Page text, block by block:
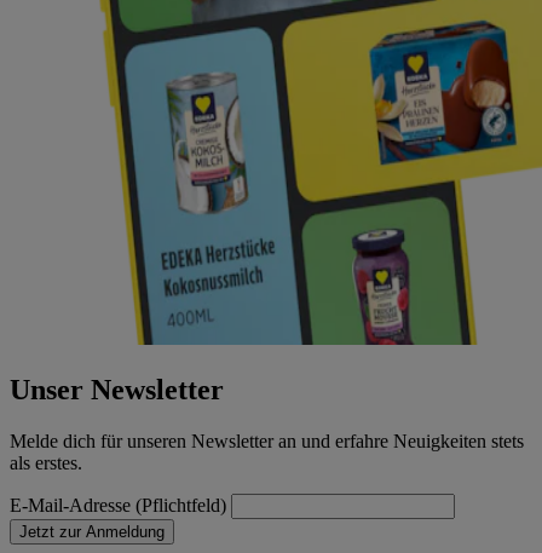
Unser Newsletter
Melde dich für unseren Newsletter an und erfahre Neuigkeiten stets
als erstes.
E-Mail-Adresse (Pflichtfeld)
Jetzt zur Anmeldung